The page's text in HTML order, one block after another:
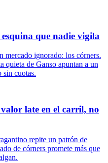
que nadie vigila
mercado ignorado: los córners.
quieta de Ganso apuntan a un
sin cuotas.
late en el carril, no
repite un patrón de
de córners promete más que